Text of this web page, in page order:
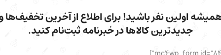
اولین نفر باشید! برای اطلاع از آخرین تخفیف‌ها
جدیدترین کالاها در خبرنامه ثبت‌نام کنید.